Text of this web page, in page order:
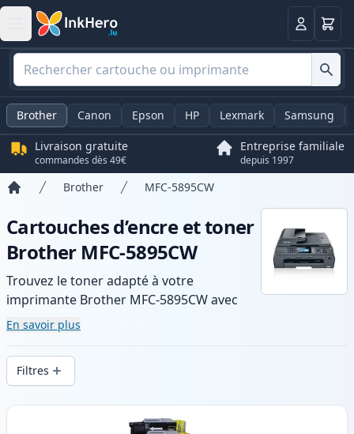
Panier
Brother Canon Epson HP Lexmark Samsung
Livraison gratuite
commandes dès 49€
Entreprise familiale
depuis 1997
Brother MFC-5895CW
Cartouches d’encre et toner
Brother MFC-5895CW
Trouvez le toner adapté à votre
imprimante Brother MFC-5895CW avec
notre gamme de cartouches compatibles
et haute capacité. Profitez d’une qualité
d’impression constante et d’une livraison
rapide depuis un stock local en .
En savoir plus
Filtres
Produits